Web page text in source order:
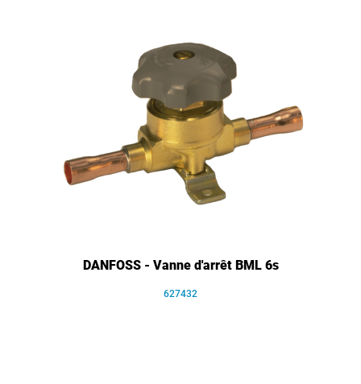
DANFOSS - Vanne d'arrêt BML 6s
627432